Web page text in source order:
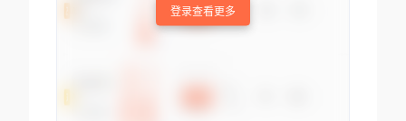
登录查看更多